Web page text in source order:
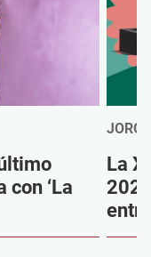
con ‘La
La